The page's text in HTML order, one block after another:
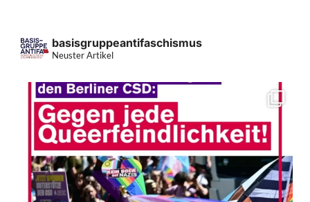
basisgruppeantifaschismus
Neuster Artikel